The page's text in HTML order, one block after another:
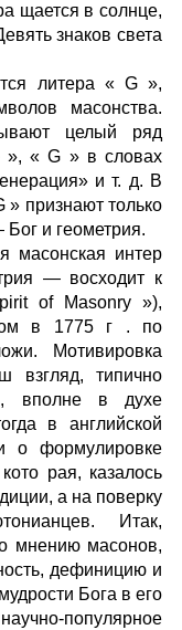
щается в солнце,
знаков света
литера « G »,
масонства.
целый ряд
», « G » в словах
и т. д. В
» признают только
и геометрия.
масонская интер
— восходит к
of Masonry »),
в 1775 г . по
Мотивировка
взгляд, типично
вполне в духе
в английской
о формулировке
рая, казалось
а на поверку
Итак,
мнению масонов,
дефиницию и
Бога в его
популярное